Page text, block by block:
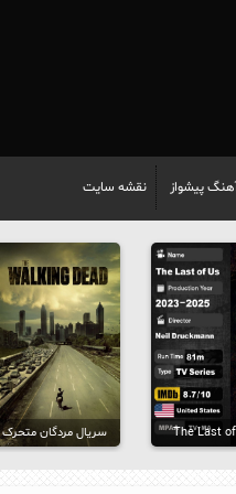
پیشواز نقشه سایت
Dead